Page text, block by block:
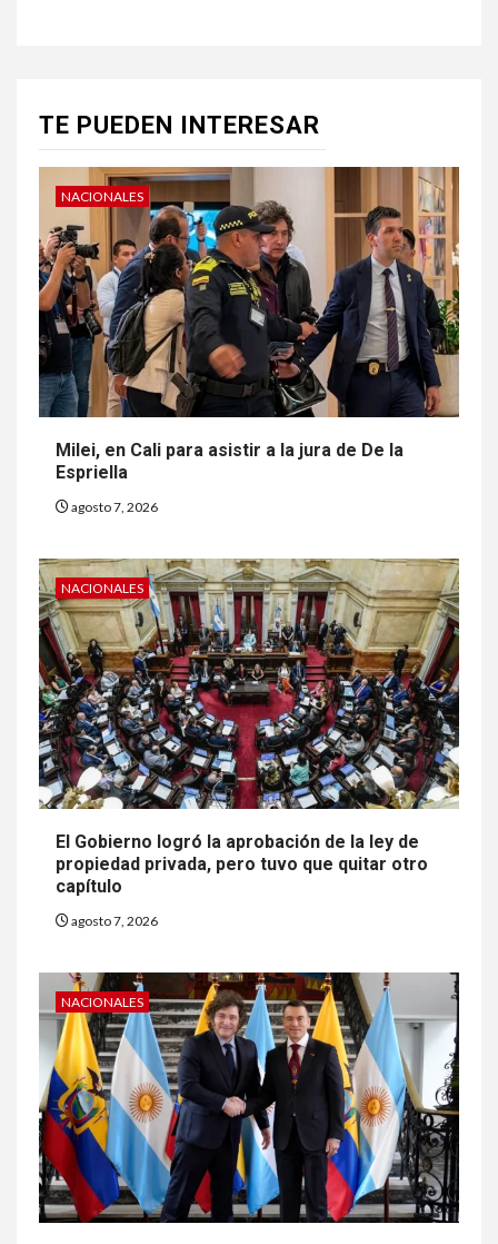
TE PUEDEN INTERESAR
NACIONALES
Milei, en Cali para asistir a la jura de De la
Espriella
agosto 7, 2026
NACIONALES
El Gobierno logró la aprobación de la ley de
propiedad privada, pero tuvo que quitar otro
capítulo
agosto 7, 2026
NACIONALES